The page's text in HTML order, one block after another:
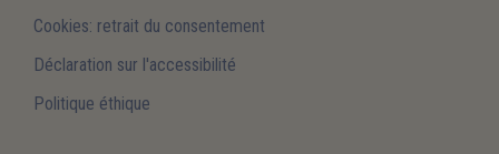
Cookies: retrait du consentement
Déclaration sur l'accessibilité
Politique éthique